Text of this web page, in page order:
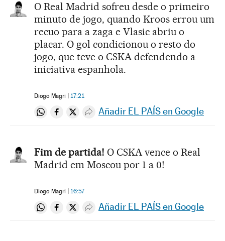
O Real Madrid sofreu desde o primeiro
minuto de jogo, quando Kroos errou um
recuo para a zaga e Vlasic abriu o
placar. O gol condicionou o resto do
jogo, que teve o CSKA defendendo a
iniciativa espanhola.
Diogo Magri 17:21
Compartir en Whatsapp
Compartir en Facebook
Compartir en Twitter
Desplegar Redes Sociales
Añadir EL PAÍS en Google
Fim de partida! O CSKA vence o Real
Madrid em Moscou por 1 a 0!
Diogo Magri 16:57
Compartir en Whatsapp
Compartir en Facebook
Compartir en Twitter
Desplegar Redes Sociales
Añadir EL PAÍS en Google